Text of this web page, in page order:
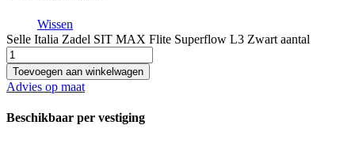
Wissen
Selle Italia Zadel SIT MAX Flite Superflow L3 Zwart aantal
Toevoegen aan winkelwagen
Advies op maat
Beschikbaar per vestiging